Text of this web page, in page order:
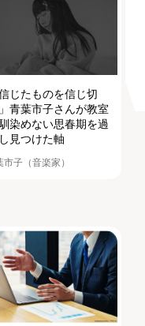
信じたものを信じ切
青葉市子さんが教室
染めない思春期を過
見つけた軸
市子（音楽家）